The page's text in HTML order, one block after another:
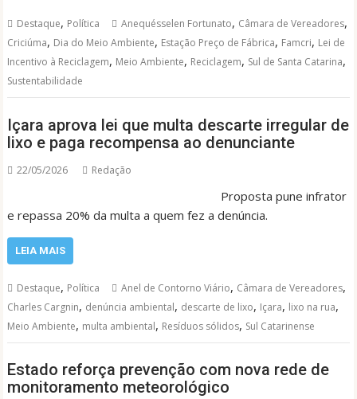
Destaque, Política Anequésselen Fortunato, Câmara de Vereadores,
Criciúma, Dia do Meio Ambiente, Estação Preço de Fábrica, Famcri, Lei de
Incentivo à Reciclagem, Meio Ambiente, Reciclagem, Sul de Santa Catarina,
Sustentabilidade
Içara aprova lei que multa descarte irregular de
lixo e paga recompensa ao denunciante
22/05/2026 Redação
Proposta pune infrator
e repassa 20% da multa a quem fez a denúncia.
LEIA MAIS
Destaque, Política Anel de Contorno Viário, Câmara de Vereadores,
Charles Cargnin, denúncia ambiental, descarte de lixo, Içara, lixo na rua,
Meio Ambiente, multa ambiental, Resíduos sólidos, Sul Catarinense
Estado reforça prevenção com nova rede de
monitoramento meteorológico